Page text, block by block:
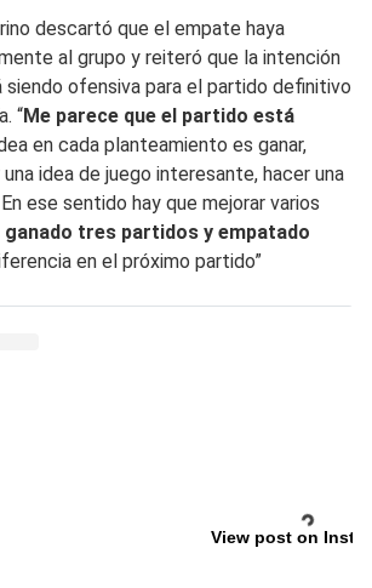
descartó que el empate haya
al grupo y reiteró que la intención
siendo ofensiva para el partido definitivo
“Me parece que el partido está
en cada planteamiento es ganar,
idea de juego interesante, hacer una
ese sentido hay que mejorar varios
ganado tres partidos y empatado
en el próximo partido”
View post on